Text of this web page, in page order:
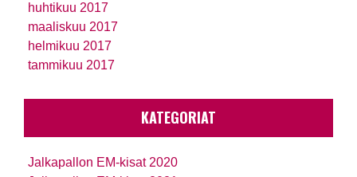
huhtikuu 2017
maaliskuu 2017
helmikuu 2017
tammikuu 2017
KATEGORIAT
Jalkapallon EM-kisat 2020